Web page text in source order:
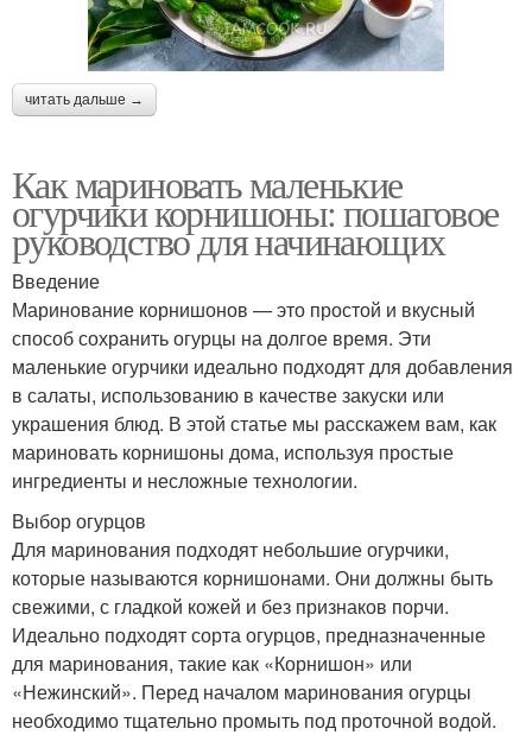
читать дальше →
Как мариновать маленькие
огурчики корнишоны: пошаговое
руководство для начинающих
Введение
Маринование корнишонов — это простой и вкусный
способ сохранить огурцы на долгое время. Эти
маленькие огурчики идеально подходят для добавления
в салаты, использованию в качестве закуски или
украшения блюд. В этой статье мы расскажем вам, как
мариновать корнишоны дома, используя простые
ингредиенты и несложные технологии.
Выбор огурцов
Для маринования подходят небольшие огурчики,
которые называются корнишонами. Они должны быть
свежими, с гладкой кожей и без признаков порчи.
Идеально подходят сорта огурцов, предназначенные
для маринования, такие как «Корнишон» или
«Нежинский». Перед началом маринования огурцы
необходимо тщательно промыть под проточной водой.